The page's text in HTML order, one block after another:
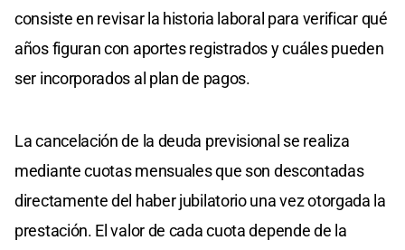
consiste en revisar la historia laboral para verificar qué
años figuran con aportes registrados y cuáles pueden
ser incorporados al plan de pagos.
La cancelación de la deuda previsional se realiza
mediante cuotas mensuales que son descontadas
directamente del haber jubilatorio una vez otorgada la
prestación. El valor de cada cuota depende de la